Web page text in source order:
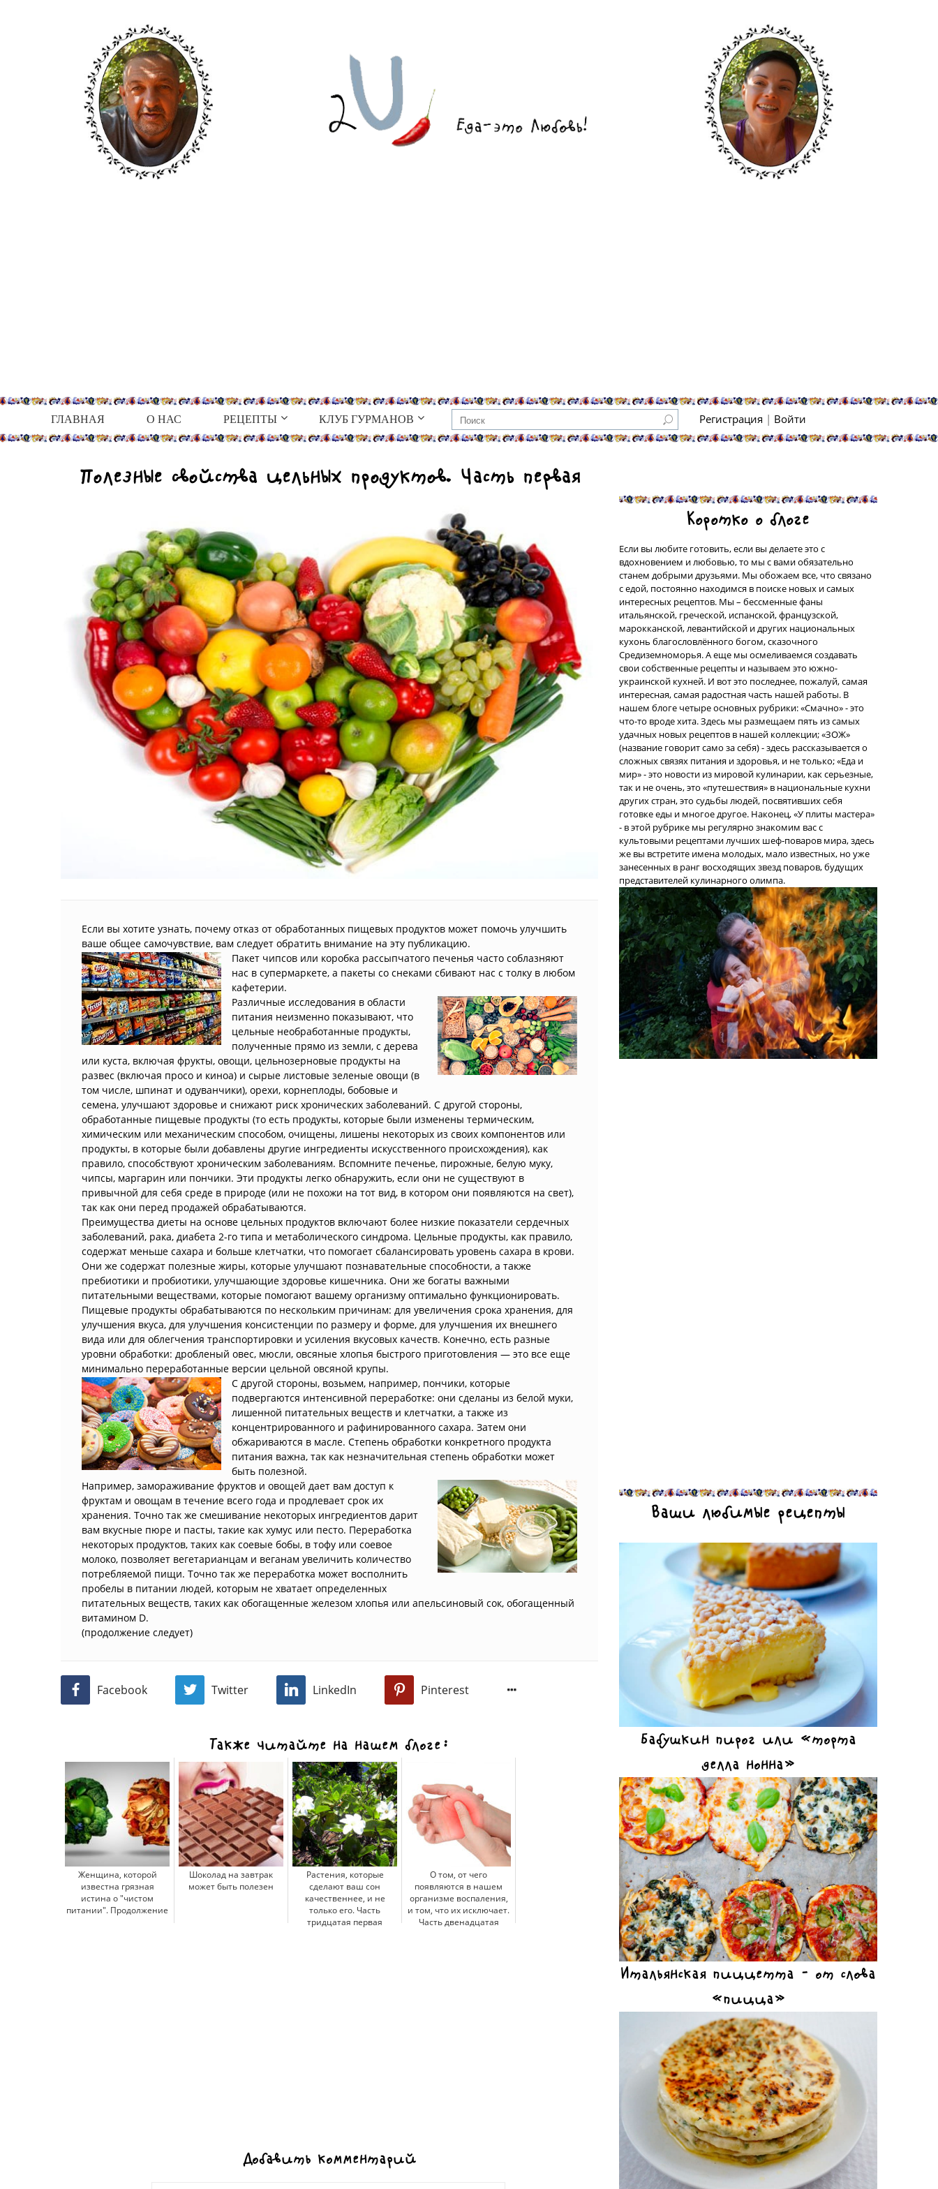
Регистрация | Войти
ГЛАВНАЯ О НАС РЕЦЕПТЫ КЛУБ ГУРМАНОВ
Полезные свойства цельных продуктов. Часть первая
Если вы хотите узнать, почему отказ от обработанных пищевых продуктов может помочь улучшить
ваше общее самочувствие, вам следует обратить внимание на эту публикацию.
Пакет чипсов или коробка рассыпчатого печенья часто соблазняют
нас в супермаркете, а пакеты со снеками сбивают нас с толку в любом
кафетерии.
Различные исследования в области
питания неизменно показывают, что
цельные необработанные продукты,
полученные прямо из земли, с дерева
или куста, включая фрукты, овощи, цельнозерновые продукты на
развес (включая просо и киноа) и сырые листовые зеленые овощи (в
том числе, шпинат и одуванчики), орехи, корнеплоды, бобовые и
семена, улучшают здоровье и снижают риск хронических заболеваний. С другой стороны,
обработанные пищевые продукты (то есть продукты, которые были изменены термическим,
химическим или механическим способом, очищены, лишены некоторых из своих компонентов или
продукты, в которые были добавлены другие ингредиенты искусственного происхождения), как
правило, способствуют хроническим заболеваниям. Вспомните печенье, пирожные, белую муку,
чипсы, маргарин или пончики. Эти продукты легко обнаружить, если они не существуют в
привычной для себя среде в природе (или не похожи на тот вид, в котором они появляются на свет),
так как они перед продажей обрабатываются.
Преимущества диеты на основе цельных продуктов включают более низкие показатели сердечных
заболеваний, рака, диабета 2-го типа и метаболического синдрома. Цельные продукты, как правило,
содержат меньше сахара и больше клетчатки, что помогает сбалансировать уровень сахара в крови.
Они же содержат полезные жиры, которые улучшают познавательные способности, а также
пребиотики и пробиотики, улучшающие здоровье кишечника. Они же богаты важными
питательными веществами, которые помогают вашему организму оптимально функционировать.
Пищевые продукты обрабатываются по нескольким причинам: для увеличения срока хранения, для
улучшения вкуса, для улучшения консистенции по размеру и форме, для улучшения их внешнего
вида или для облегчения транспортировки и усиления вкусовых качеств. Конечно, есть разные
уровни обработки: дробленый овес, мюсли, овсяные хлопья быстрого приготовления — это все еще
минимально переработанные версии цельной овсяной крупы.
С другой стороны, возьмем, например, пончики, которые
подвергаются интенсивной переработке: они сделаны из белой муки,
лишенной питательных веществ и клетчатки, а также из
концентрированного и рафинированного сахара. Затем они
обжариваются в масле. Степень обработки конкретного продукта
питания важна, так как незначительная степень обработки может
быть полезной.
Например, замораживание фруктов и овощей дает вам доступ к
фруктам и овощам в течение всего года и продлевает срок их
хранения. Точно так же смешивание некоторых ингредиентов дарит
вам вкусные пюре и пасты, такие как хумус или песто. Переработка
некоторых продуктов, таких как соевые бобы, в тофу или соевое
молоко, позволяет вегетарианцам и веганам увеличить количество
потребляемой пищи. Точно так же переработка может восполнить
пробелы в питании людей, которым не хватает определенных
питательных веществ, таких как обогащенные железом хлопья или апельсиновый сок, обогащенный
витамином D.
(продолжение следует)
Facebook Twitter LinkedIn Pinterest
Также читайте на нашем блоге:
Женщина, которой
известна грязная
истина о "чистом
питании". Продолжение
Шоколад на завтрак
может быть полезен
Растения, которые
сделают ваш сон
качественнее, и не
только его. Часть
тридцатая первая
О том, от чего
появляются в нашем
организме воспаления,
и том, что их исключает.
Часть двенадцатая
Добавить комментарий
Коротко о блоге
Если вы любите готовить, если вы делаете это с
вдохновением и любовью, то мы с вами обязательно
станем добрыми друзьями. Мы обожаем все, что связано
с едой, постоянно находимся в поиске новых и самых
интересных рецептов. Мы – бессменные фаны
итальянской, греческой, испанской, французской,
марокканской, левантийской и других национальных
кухонь благословлённого богом, сказочного
Средиземноморья. А еще мы осмеливаемся создавать
свои собственные рецепты и называем это южно-
украинской кухней. И вот это последнее, пожалуй, самая
интересная, самая радостная часть нашей работы. В
нашем блоге четыре основных рубрики: «Смачно» - это
что-то вроде хита. Здесь мы размещаем пять из самых
удачных новых рецептов в нашей коллекции; «ЗОЖ»
(название говорит само за себя) - здесь рассказывается о
сложных связях питания и здоровья, и не только; «Еда и
мир» - это новости из мировой кулинарии, как серьезные,
так и не очень, это «путешествия» в национальные кухни
других стран, это судьбы людей, посвятивших себя
готовке еды и многое другое. Наконец, «У плиты мастера»
- в этой рубрике мы регулярно знакомим вас с
культовыми рецептами лучших шеф-поваров мира, здесь
же вы встретите имена молодых, мало известных, но уже
занесенных в ранг восходящих звезд поваров, будущих
представителей кулинарного олимпа.
Ваши любимые рецепты
Бабушкин пирог или «торта
делла нонна»
Итальянская пиццетта – от слова
«пицца»